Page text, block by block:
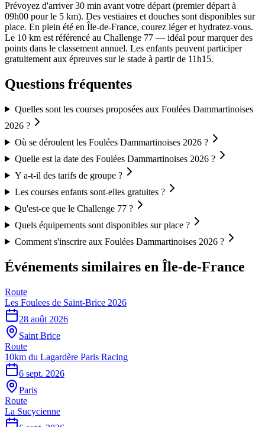
Prévoyez d'arriver 30 min avant votre départ (premier départ à
09h00 pour le 5 km). Des vestiaires et douches sont disponibles sur
place. En plein été en Île-de-France, courez léger et hydratez-vous.
Le 10 km est référencé au Challenge 77 — idéal pour marquer des
points dans le classement annuel. Les enfants peuvent participer
gratuitement aux épreuves sur le stade à partir de 11h15.
Questions fréquentes
Quelles sont les courses proposées aux Foulées Dammartinoises
2026 ?
Où se déroulent les Foulées Dammartinoises 2026 ?
Quelle est la date des Foulées Dammartinoises 2026 ?
Y a-t-il des tarifs de groupe ?
Les courses enfants sont-elles gratuites ?
Qu'est-ce que le Challenge 77 ?
Quels équipements sont disponibles sur place ?
Comment s'inscrire aux Foulées Dammartinoises 2026 ?
Événements similaires en Île-de-France
Route
Les Foulees de Saint-Brice 2026
28 août 2026
Saint Brice
Route
10km du Lagardère Paris Racing
6 sept. 2026
Paris
Route
La Sucycienne